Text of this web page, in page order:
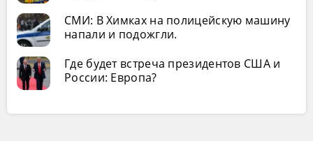
СМИ: В Химках на полицейскую машину
напали и подожгли.
Где будет встреча президентов США и
России: Европа?